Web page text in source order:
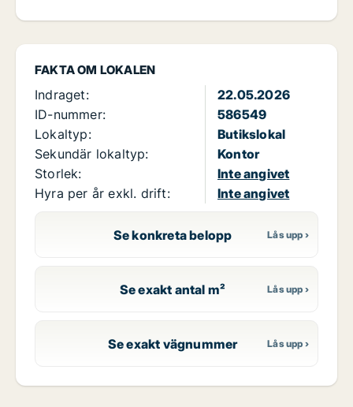
FAKTA OM LOKALEN
Indraget:
22.05.2026
ID-nummer:
586549
Lokaltyp:
Butikslokal
Sekundär lokaltyp:
Kontor
Storlek:
Inte angivet
Hyra per år exkl. drift:
Inte angivet
Se konkreta belopp
Se exakt antal m²
Se exakt vägnummer